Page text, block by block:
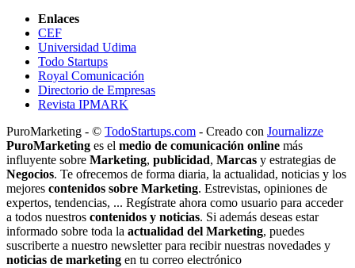
Enlaces
CEF
Universidad Udima
Todo Startups
Royal Comunicación
Directorio de Empresas
Revista IPMARK
PuroMarketing - © TodoStartups.com - Creado con Journalizze
PuroMarketing es el medio de comunicación online más
influyente sobre Marketing, publicidad, Marcas y estrategias de
Negocios. Te ofrecemos de forma diaria, la actualidad, noticias y los
mejores contenidos sobre Marketing. Estrevistas, opiniones de
expertos, tendencias, ... Regístrate ahora como usuario para acceder
a todos nuestros contenidos y noticias. Si además deseas estar
informado sobre toda la actualidad del Marketing, puedes
suscriberte a nuestro newsletter para recibir nuestras novedades y
noticias de marketing en tu correo electrónico